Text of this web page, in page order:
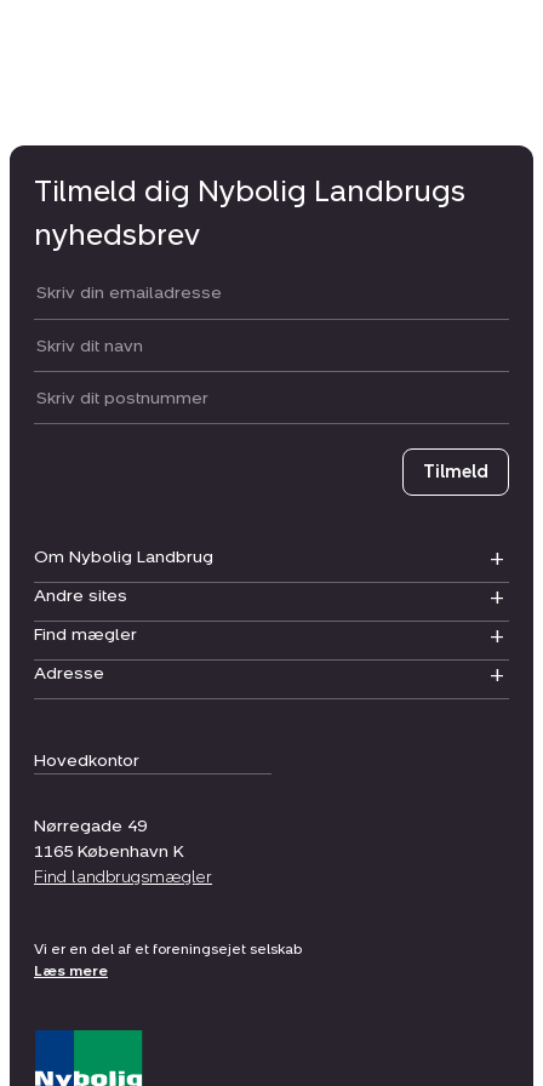
Hovedkontor
Nørregade 49
1165 København K
Find landbrugsmægler
Om Nybolig Landbrug
Andre sites
Find mægler
Adresse
Tilmeld dig Nybolig Landbrugs
nyhedsbrev
Din email:
Dit navn:
Postnummer
Tilmeld
Vi er en del af et foreningsejet selskab
Læs mere